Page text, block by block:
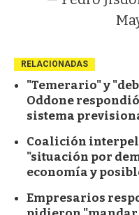
RELACIONADAS
"Temerario" y
Oddone
sistema
Coalición
"situación por
economía y
Empresarios